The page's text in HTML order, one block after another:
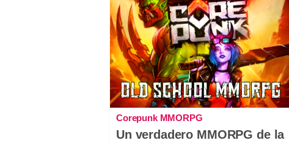
Corepunk MMORPG
Un verdadero MMORPG de la